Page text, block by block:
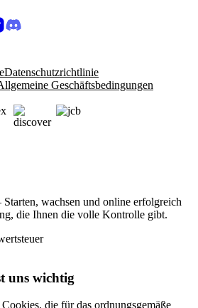
Datenschutzrichtlinie
Geschäftsbedingungen
wachsen und online erfolgreich
die Ihnen die volle Kontrolle gibt.
uns wichtig
die für das ordnungsgemäße